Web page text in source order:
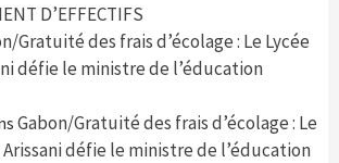
D’EFFECTIFS
Gratuité des frais d’écolage : Le Lycée
défie le ministre de l’éducation
Gabon/Gratuité des frais d’écolage : Le
Arissani défie le ministre de l’éducation